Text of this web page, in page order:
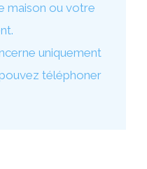
maison ou votre
uniquement
téléphoner